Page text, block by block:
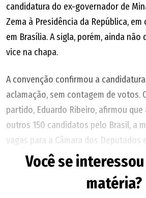
candidatura do ex-governador de
Zema à Presidência da República,
em Brasília. A sigla, porém, ainda não
vice na chapa.
A convenção confirmou a
aclamação, sem contagem de votos.
partido, Eduardo Ribeiro, afirmou que
outros 150 candidatos pelo Brasil, a
vagas para a Câmara dos Deputados
legislativas.
O Novo enfrenta obstáculos para
Você se
matéria?